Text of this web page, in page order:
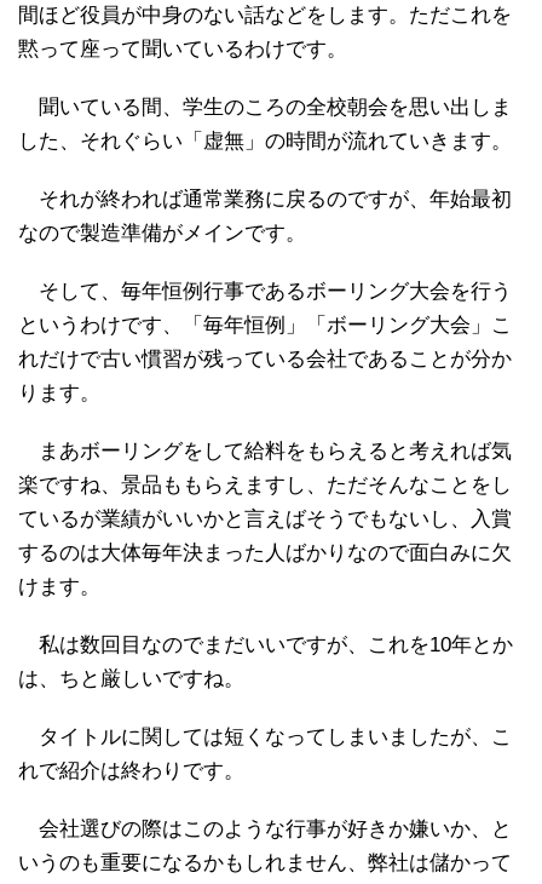
間ほど役員が中身のない話などをします。ただこれを
黙って座って聞いているわけです。
聞いている間、学生のころの全校朝会を思い出しま
した、それぐらい「虚無」の時間が流れていきます。
それが終われば通常業務に戻るのですが、年始最初
なので製造準備がメインです。
そして、毎年恒例行事であるボーリング大会を行う
というわけです、「毎年恒例」「ボーリング大会」こ
れだけで古い慣習が残っている会社であることが分か
ります。
まあボーリングをして給料をもらえると考えれば気
楽ですね、景品ももらえますし、ただそんなことをし
ているが業績がいいかと言えばそうでもないし、入賞
するのは大体毎年決まった人ばかりなので面白みに欠
けます。
私は数回目なのでまだいいですが、これを10年とか
は、ちと厳しいですね。
タイトルに関しては短くなってしまいましたが、こ
れで紹介は終わりです。
会社選びの際はこのような行事が好きか嫌いか、と
いうのも重要になるかもしれません、弊社は儲かって